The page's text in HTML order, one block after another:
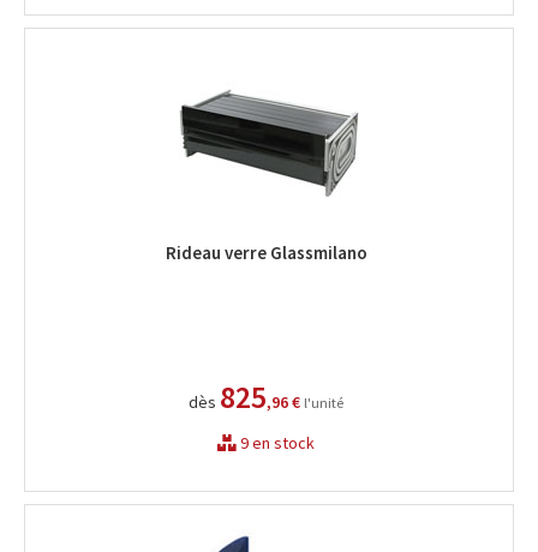
Rideau verre Glassmilano
dès 825,96 € l'unité
9 en stock